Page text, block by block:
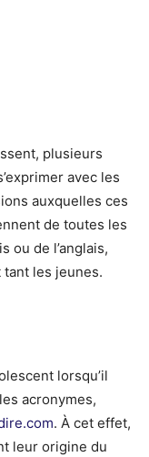
plusieurs
avec les
auxquelles ces
de toutes les
ou de l’anglais,
tant les jeunes.
lorsqu’il
acronymes,
. À cet effet,
leur origine du